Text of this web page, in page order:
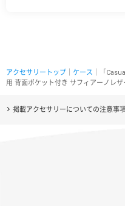
アクセサリートップ ケース ｜「
用 背面ポケット付き サフィアーノレ
掲載アクセサリーについての注意事